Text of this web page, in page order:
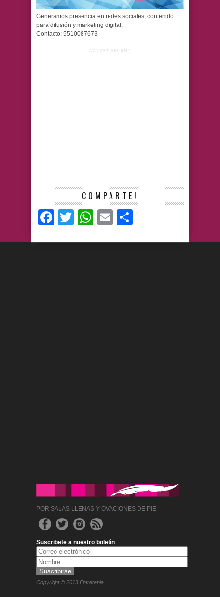
Generamos presencia en redes sociales, contenido
para difusión y marketing digital.
Contacto: 5510087673
ADVERTISEMENT
COMPARTE!
Facebook
TwitterWhatsApp
Email
POR SALAS LLENAS Y OVACIONES DE PIE
Suscribete a nuestro boletín
Copyright © 2013 Entretenia